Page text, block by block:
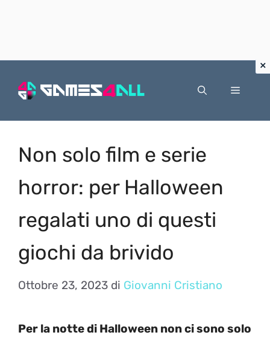
Menu
Non solo film e serie
horror: per Halloween
regalati uno di questi
giochi da brivido
Ottobre 23, 2023 di Giovanni Cristiano
Per la notte di Halloween non ci sono solo